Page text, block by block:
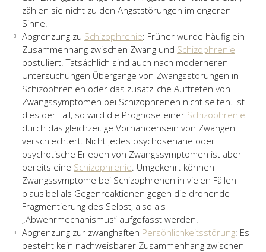
zählen sie nicht zu den Angststörungen im engeren
Sinne.
Abgrenzung zu Schizophrenie: Früher wurde häufig ein
Zusammenhang zwischen Zwang und Schizophrenie
postuliert. Tatsächlich sind auch nach moderneren
Untersuchungen Übergänge von Zwangsstörungen in
Schizophrenien oder das zusätzliche Auftreten von
Zwangssymptomen bei Schizophrenen nicht selten. Ist
dies der Fall, so wird die Prognose einer Schizophrenie
durch das gleichzeitige Vorhandensein von Zwängen
verschlechtert. Nicht jedes psychosenahe oder
psychotische Erleben von Zwangssymptomen ist aber
bereits eine Schizophrenie. Umgekehrt können
Zwangssymptome bei Schizophrenen in vielen Fällen
plausibel als Gegenreaktionen gegen die drohende
Fragmentierung des Selbst, also als
„Abwehrmechanismus“ aufgefasst werden.
Abgrenzung zur zwanghaften Persönlichkeitsstörung: Es
besteht kein nachweisbarer Zusammenhang zwischen